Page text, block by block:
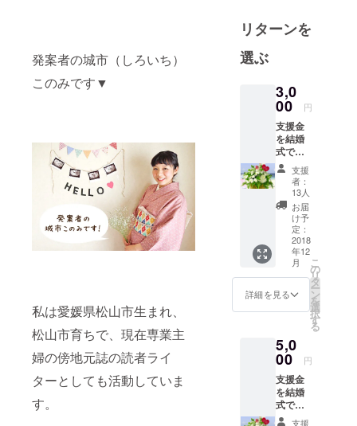
発案者の城市（しろいち）
このみです▼
私は愛媛県松山市生まれ、
松山市育ちで、現在専業主
婦の傍地元誌の読者ライ
ターとしても活動していま
す。
興組合）
お城下マル
園町のにぎ
わい創出す
るための活
動等を行っ
ておりま
す。
リターンを
選ぶ
3,0
00 円
支援金
を結婚
式で飾
る花の
購入に
使わせ
ていた
だきま
す。 ご
支援者
のお名
前付き
のプ
レート
の花を
飾らせ
だきま
す。
（企業
名等も
可能で
す） 当
日、お
支援
者：
13人
お届
け予
定：
2018
年12
月
詳細を見る
こ
の
リ
タ
ー
ン
を
選
択
す
る
5,0
00 円
支援金
を結婚
式で飾
る花の
支援